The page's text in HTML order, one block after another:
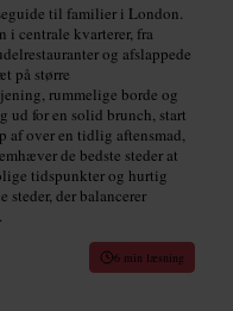
til familier i London.
i centrale kvarterer, fra
og afslappede
på større
rummelige borde og
ud for en solid brunch, start
af over en tidlig aftensmad,
de bedste steder at
tidspunkter og hurtig
der balancerer
6 min læsning